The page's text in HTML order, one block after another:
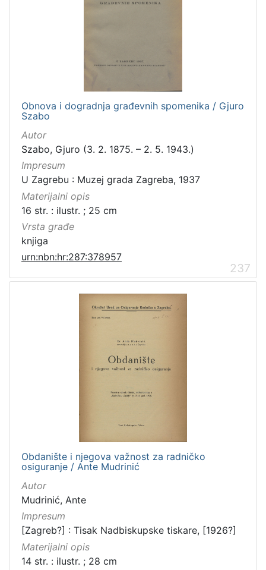
Obnova i dogradnja građevnih spomenika / Gjuro
Szabo
Autor
Szabo, Gjuro (3. 2. 1875. – 2. 5. 1943.)
Impresum
U Zagrebu : Muzej grada Zagreba, 1937
Materijalni opis
16 str. : ilustr. ; 25 cm
Vrsta građe
knjiga
urn:nbn:hr:287:378957
237
Obdanište i njegova važnost za radničko
osiguranje / Ante Mudrinić
Autor
Mudrinić, Ante
Impresum
[Zagreb?] : Tisak Nadbiskupske tiskare, [1926?]
Materijalni opis
14 str. : ilustr. ; 28 cm